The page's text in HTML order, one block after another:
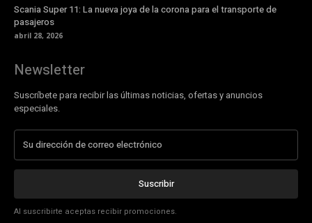
Scania Super 11: La nueva joya de la corona para el transporte de
pasajeros
abril 28, 2026
Newsletter
Suscríbete para recibir las últimas noticias, ofertas y anuncios
especiales.
Suscribir
Al suscribirte aceptas recibir promociones.